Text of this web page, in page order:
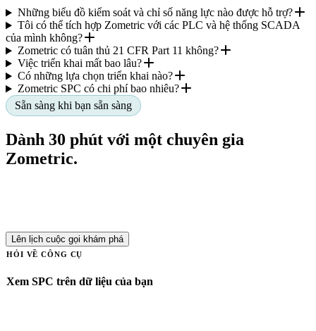
Những biểu đồ kiểm soát và chỉ số năng lực nào được hỗ trợ?
Tôi có thể tích hợp Zometric với các PLC và hệ thống SCADA
của mình không?
Zometric có tuân thủ 21 CFR Part 11 không?
Việc triển khai mất bao lâu?
Có những lựa chọn triển khai nào?
Zometric SPC có chi phí bao nhiêu?
Sẵn sàng khi bạn sẵn sàng
Dành 30 phút với một chuyên gia
Zometric.
Lên lịch cuộc gọi khám phá
HỎI VỀ CÔNG CỤ
Xem SPC trên dữ liệu của bạn